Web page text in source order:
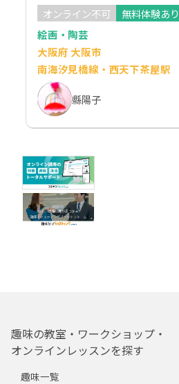
オンライン不可
無料体験あり
絵画・陶芸
大阪府 大阪市
南海汐見橋線・西天下茶屋駅
縣陽子
趣味の教室・ワークショップ・
オンラインレッスンを探す
趣味一覧